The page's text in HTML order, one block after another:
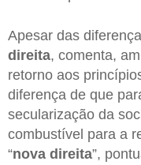
Apesar das
direita, comenta,
retorno aos
diferença de que
secularização da
combustível para a
“nova direita”,